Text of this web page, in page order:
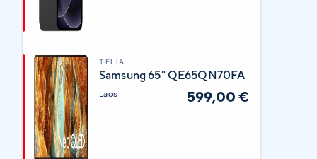
TELIA
Samsung 65" QE65QN70FA
Laos 599,00 €